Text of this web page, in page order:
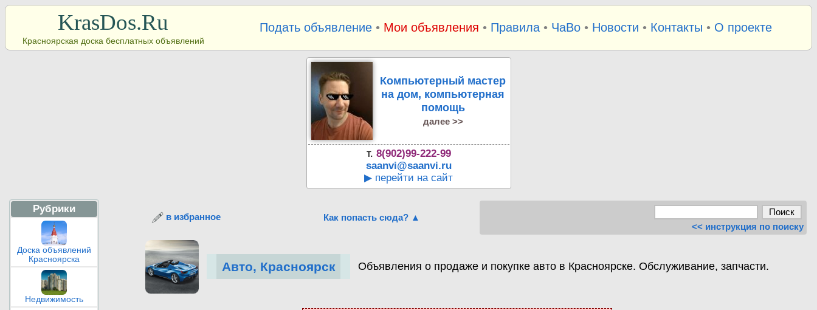
KrasDos.Ru
Красноярская доска бесплатных объявлений
Подать объявление• Мои объявления • Правила• ЧаВо• Новости • Контакты • О проекте
Компьютерный мастер
на дом, компьютерная
помощь
далее >>
т. 8(902)99-222-99
saanvi@saanvi.ru
▶ перейти на сайт
Рубрики
Доска объявлений
Красноярска
Недвижимость
в избранное
Как попасть сюда? ▲
<< инструкция по поиску
Авто, Красноярск Объявления о продаже и покупке авто в Красноярске. Обслуживание, запчасти.